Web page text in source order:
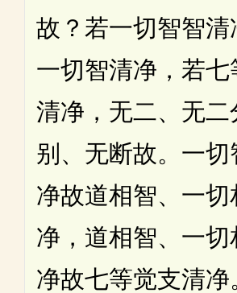
故？若一切智智清
一切智清净，若七
清净，无二、无二
别、无断故。一切
净故道相智、一切
净，道相智、一切
净故七等觉支清净